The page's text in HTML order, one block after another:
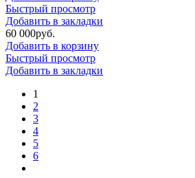
Быстрый просмотр
Добавить в закладки
60 000руб.
Добавить в корзину
Быстрый просмотр
Добавить в закладки
1
2
3
4
5
6